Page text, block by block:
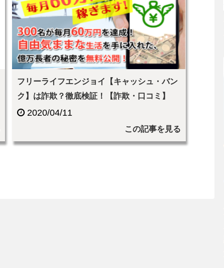
フリーライフエンジョイ【キャッシュ・バン
ク】は詐欺？徹底検証！【詐欺・口コミ】
2020/04/11
この記事を見る